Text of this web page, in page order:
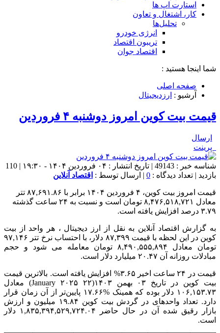
استارت اپ ها
کار، اشتغال و تعاون
تحلیل‌ها
انرژی خودرو
تریبون اقتصاد
اقتصاد جوان
شما اینجا هستید :
صفحه اصلی
آرشیو : ارزدیجیتال
قیمت بیت کوین امروز دوشنبه ۴ فروردین
ارسال
پرینت
شناسه خبر : 49143 | تاریخ انتشار : ۰۴ فروردین ۱۴۰۴ - ۱۹:۳۰ | 110
بازدید | تعداد دیدگاه : 0 | ارسال توسط : اقتصاد آنلاین
قیمت امروز بیت کوین، ۴ فروردین ۱۴۰۴ برابر با ۸۷,۶۹۱.۸۶ تتر
معادل ۸,۴۷۶,۵۱۸,۷۲۱ تومان است و نسبت به ۲۴ ساعت گذشته
۳.۷۹ درصد افزایش یافته است.
به گزارش اقتصاد آنلاین به نقل از ارز دیجیتال ، هر واحد از بیت
کوین در این لحظه با قیمت ۸۷,۳۹۹ دلار، با احتساب نرخ تتر ۹۷,۱۴۶
تومان معادل ۸,۴۹۰,۵۵۵,۸۹۴ تومان معامله می شود و حجم
مبادلات روزانه آن ۲۰.۴۷ میلیارد دلار است.
قیمت در ۲۴ ساعت اخیر ۳.۶۵% افزایش یافته است. بالاترین قیمت
بیت کوین در تاریخ ۰۳ بهمن ۱۴۰۳(۲۲ January ۲۰۲۵) معادل
۱۰۶,۱۵۳.۷۳ دلار بوده که همینک %۱۷.۶۶ پایین‌تر از آن زمان قرار
دارد. تعداد واحدهای در گردش بیت کوین ۱۹.۸۴ میلیون و ارزش
بازار رقیق شده آن در حال حاضر ۱,۸۳۵,۳۹۴,۵۲۹,۷۲۴.۰۴ دلار
است.